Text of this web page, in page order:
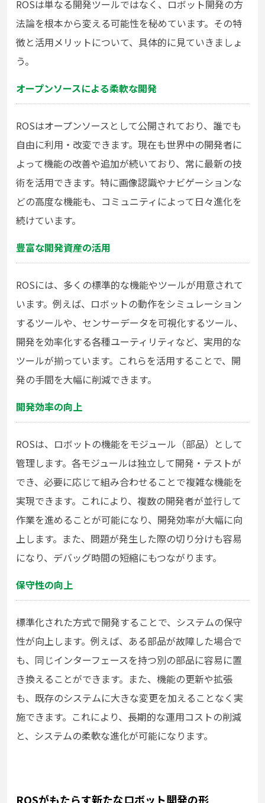
ROSは単なる開発ツールではなく、ロボット開発の方
法論を根本から変える可能性を秘めています。その特
徴と活用メリットについて、具体的に見ていきましょ
う。
オープンソースによる柔軟な開発
ROSはオープンソースとして公開されており、誰でも
自由に利用・改変できます。現在も世界中の開発者に
よって機能の改善や追加が続いており、常に最新の技
術を活用できます。特に画像認識やナビゲーションな
どの高度な機能も、コミュニティによって日々進化を
続けています。
豊富な開発資産の活用
ROSには、多くの標準的な機能やツールが用意されて
います。例えば、ロボットの動作をシミュレーション
するツールや、センサーデータを可視化するツール、
開発を効率化する各種ユーティリティなど、実用的な
ツールが揃っています。これらを活用することで、開
発の手間を大幅に削減できます。
開発効率の向上
ROSは、ロボットの機能をモジュール（部品）として
管理します。各モジュールは独立して開発・テストが
でき、必要に応じて組み合わせることで複雑な機能を
実現できます。これにより、複数の開発者が並行して
作業を進めることが可能になり、開発効率が大幅に向
上します。また、問題が発生した際の切り分けも容易
になり、デバッグ時間の短縮にもつながります。
保守性の向上
標準化された方式で開発することで、システムの保守
性が向上します。例えば、ある部品が故障した場合で
も、同じインターフェースを持つ別の部品に容易に置
き換えることができます。また、機能の更新や拡張
も、既存のシステムに大きな変更を加えることなく実
施できます。これにより、長期的な運用コストの削減
と、システムの柔軟な進化が可能になります。
ROSがもたらす新たなロボット開発の形